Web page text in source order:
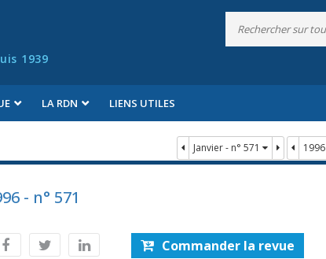
1939
LA RDN LIENS UTILES
Janvier - n° 571 1996
- n° 571
Commander la revue